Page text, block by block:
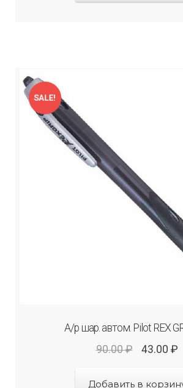
А/р шар. автом. Рilot REX
SALE!
90.00₽ 43.00₽
Добавить в